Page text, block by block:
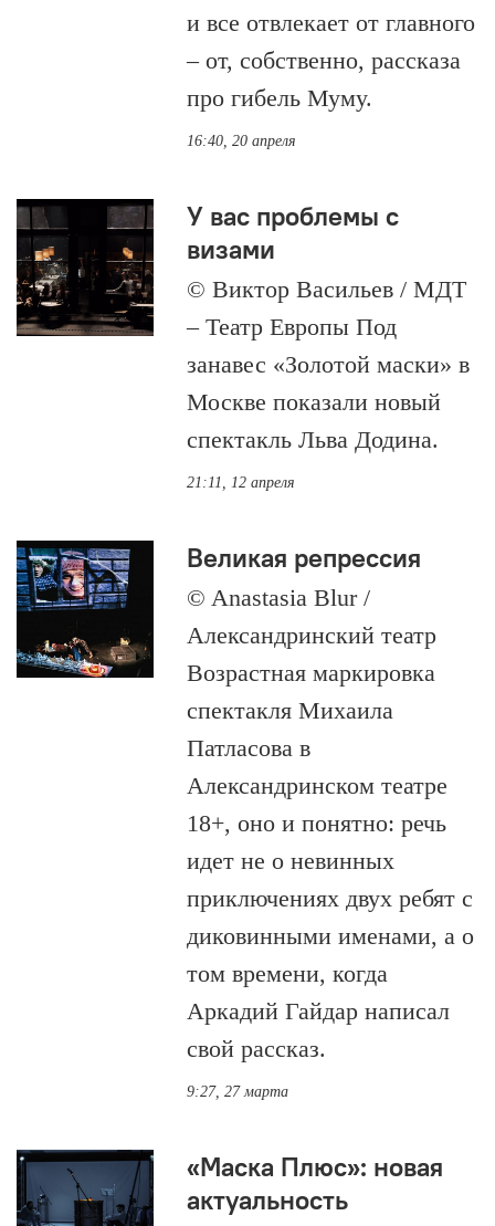
и все отвлекает от главного
– от, собственно, рассказа
про гибель Муму.
16:40, 20 апреля
У вас проблемы с
визами
© Виктор Васильев / МДТ
– Театр Европы Под
занавес «Золотой маски» в
Москве показали новый
спектакль Льва Додина.
21:11, 12 апреля
Великая репрессия
© Anastasia Blur /
Александринский театр
Возрастная маркировка
спектакля Михаила
Патласова в
Александринском театре
18+, оно и понятно: речь
идет не о невинных
приключениях двух ребят с
диковинными именами, а о
том времени, когда
Аркадий Гайдар написал
свой рассказ.
9:27, 27 марта
«Маска Плюс»: новая
актуальность